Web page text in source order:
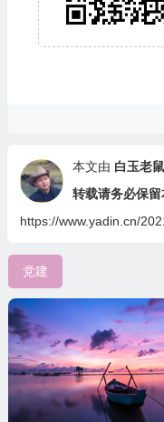
本文由 白玉老鼠
转载请务必保留
https://www.yadin.cn/
党建